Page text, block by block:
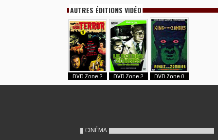
AUTRES ÉDITIONS VIDÉO
DVD Zone 2 DVD Zone 2 DVD Zone 0
CINÉMA